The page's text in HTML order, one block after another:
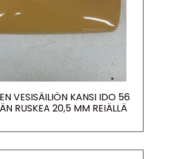
VESISÄILIÖN KANSI IDO 56
RUSKEA 20,5 MM REIÄLLÄ